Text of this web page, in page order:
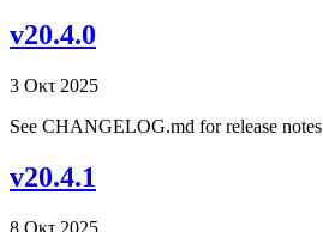
v20.4.0
3 Οκτ 2025
See CHANGELOG.md for release notes
v20.4.1
8 Οκτ 2025